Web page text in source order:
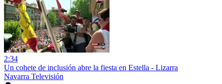
2:34
Un cohete de inclusión abre la fiesta en Estella - Lizarra
Navarra Televisión